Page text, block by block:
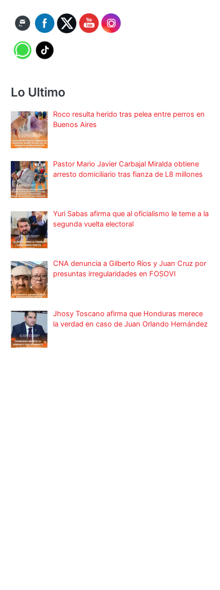
Lo Ultimo
Roco resulta herido tras pelea entre perros en
Buenos Aires
Pastor Mario Javier Carbajal Miralda obtiene
arresto domiciliario tras fianza de L8 millones
Yuri Sabas afirma que al oficialismo le teme a la
segunda vuelta electoral
CNA denuncia a Gilberto Ríos y Juan Cruz por
presuntas irregularidades en FOSOVI
Jhosy Toscano afirma que Honduras merece
la verdad en caso de Juan Orlando Hernández